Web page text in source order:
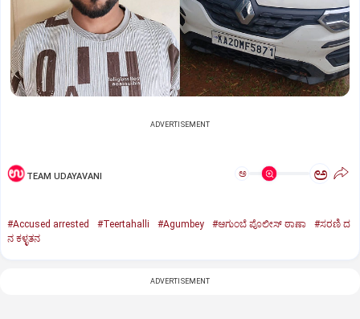
ADVERTISEMENT
TEAM UDAYAVANI ಅ ಅ
#Accused arrested #Teertahalli #Agumbey #ಆಗುಂಬೆ ಪೊಲೀಸ್ ಠಾಣಾ
#ಸರಣಿ ದ
ನ ಕಳ್ಳತನ
ADVERTISEMENT